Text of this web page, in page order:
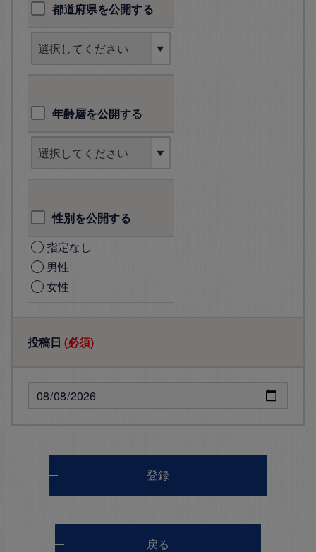
都道府県を公開する
年齢層を公開する
性別を公開する
指定なし
男性
女性
投稿日 (必須)
登録
戻る